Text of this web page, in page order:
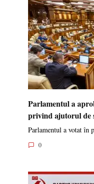
Parlamentul a
privind ajutorul de
Parlamentul a votat în
0